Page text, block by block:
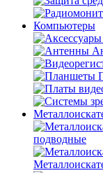
Компьютеры
подводные